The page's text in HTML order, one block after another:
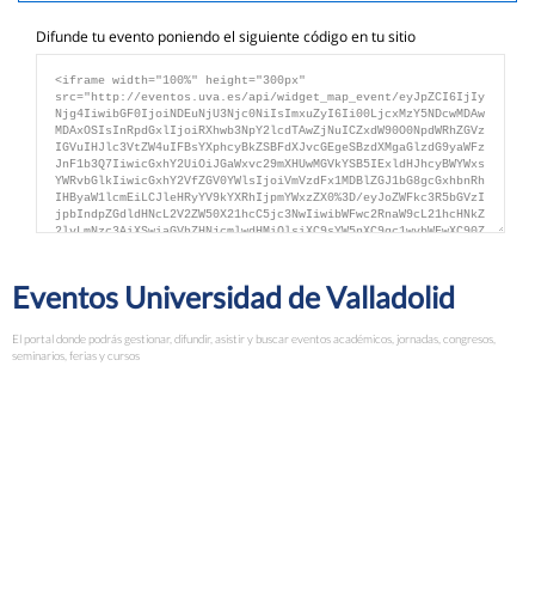
Difunde tu evento poniendo el siguiente código en tu sitio
Eventos Universidad de Valladolid
El portal donde podrás gestionar, difundir, asistir y buscar eventos académicos, jornadas, congresos,
seminarios, ferias y cursos